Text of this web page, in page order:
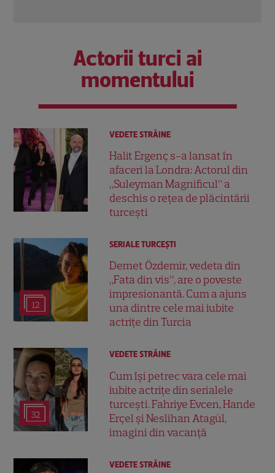
Actorii turci ai
momentului
VEDETE STRĂINE
Halit Ergenç s-a lansat în
afaceri la Londra: Actorul din
„Suleyman Magnificul” a
deschis o rețea de plăcintării
turcești
12
SERIALE TURCEŞTI
Demet Özdemir, vedeta din
„Fata din vis”, are o poveste
impresionantă. Cum a ajuns
una dintre cele mai iubite
actrițe din Turcia
32
VEDETE STRĂINE
Cum își petrec vara cele mai
iubite actrițe din serialele
turcești. Fahriye Evcen, Hande
Erçel și Neslihan Atagül,
imagini din vacanță
VEDETE STRĂINE